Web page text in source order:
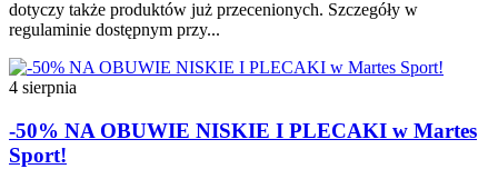
dotyczy także produktów już przecenionych. Szczegóły w
regulaminie dostępnym przy...
4 sierpnia
-50% NA OBUWIE NISKIE I PLECAKI w Martes
Sport!